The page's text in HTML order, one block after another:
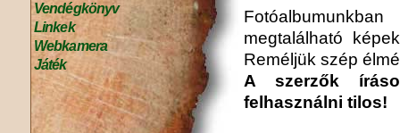
Vendégkönyv
Linkek
Webkamera
Játék
megtalálható
Reméljük szép
A szerzők
felhasználni tilos!